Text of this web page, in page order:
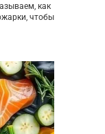
как
чтобы